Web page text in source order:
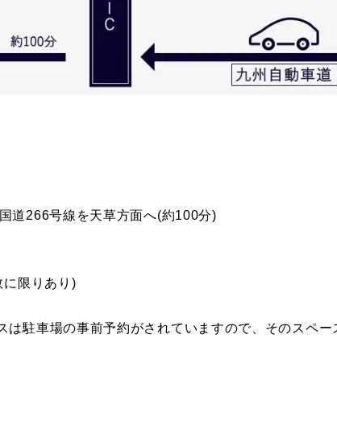
道266号線を天草方面へ(約100分)
限りあり)
駐車場の事前予約がされていますので、そのスペー